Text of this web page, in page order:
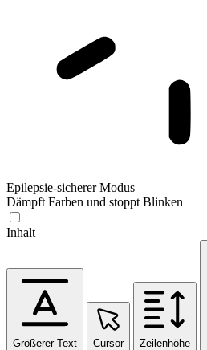
Epilepsie-sicherer Modus
Dämpft Farben und stoppt Blinken
Inhalt
Größerer Text Cursor Zeilenhöhe